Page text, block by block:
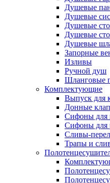
Душевые
Душевые
Душевые
Душевые
Душевые
Запорные
Изливы
Ручной душ
Шланговые
Комплектующие
Выпуск для
Донные
Сифоны для
Сифоны для
Сливы-
Трапы и